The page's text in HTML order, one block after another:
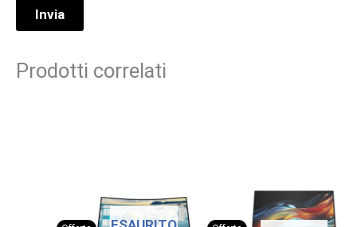
Prodotti correlati